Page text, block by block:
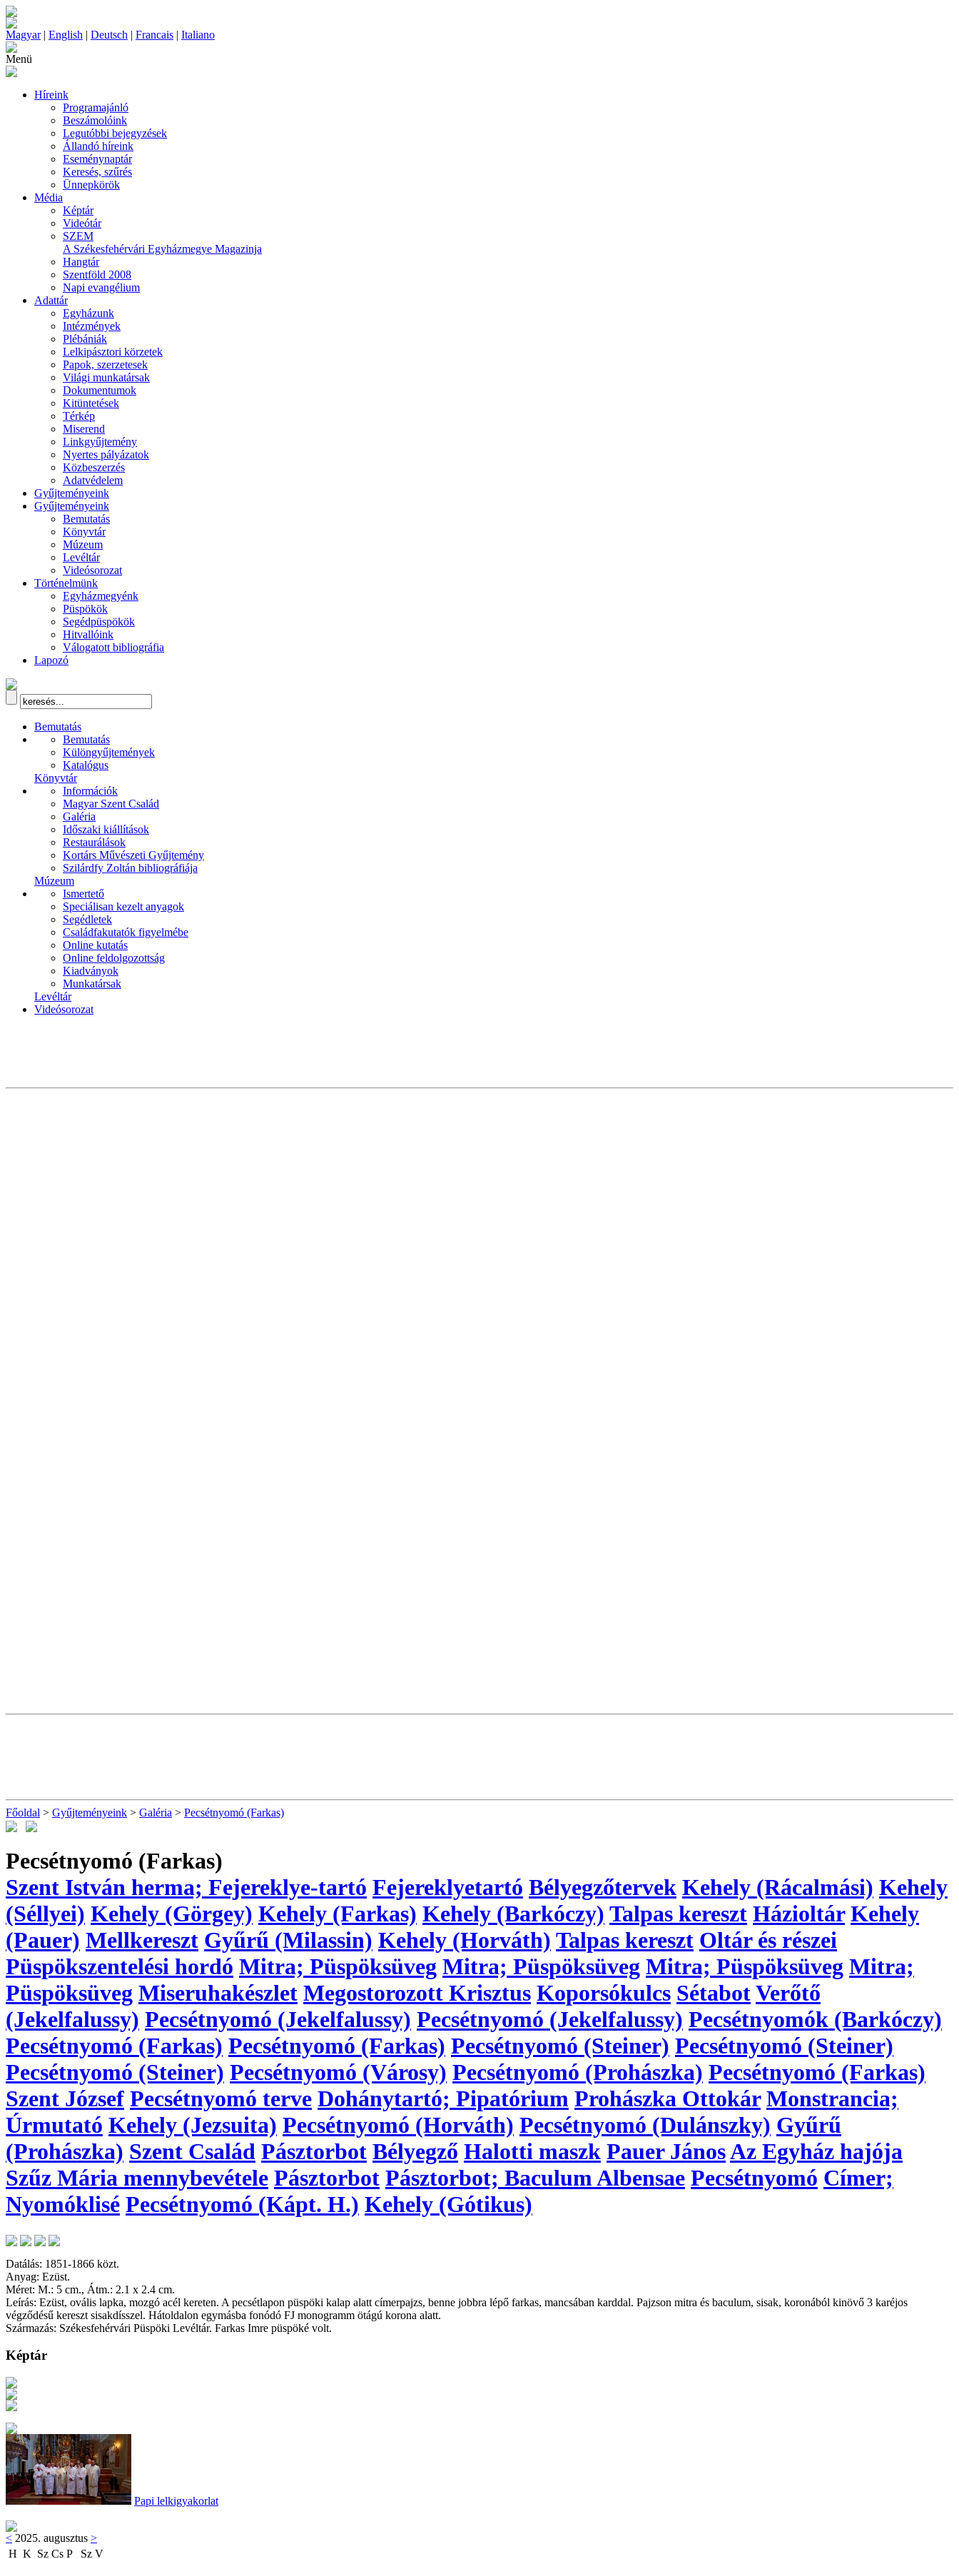
Magyar| English | Deutsch | Francais | Italiano
Menü
Híreink
Programajánló
Beszámolóink
Legutóbbi bejegyzések
Állandó híreink
Eseménynaptár
Keresés, szűrés
Ünnepkörök
Média
Képtár
Videótár
SZEM
A Székesfehérvári Egyházmegye Magazinja
Hangtár
Szentföld 2008
Napi evangélium
Adattár
Egyházunk
Intézmények
Plébániák
Lelkipásztori körzetek
Papok, szerzetesek
Világi munkatársak
Dokumentumok
Kitüntetések
Térkép
Miserend
Linkgyűjtemény
Nyertes pályázatok
Közbeszerzés
Adatvédelem
Gyűjteményeink
Gyűjteményeink
Bemutatás
Könyvtár
Múzeum
Levéltár
Videósorozat
Történelmünk
Egyházmegyénk
Püspökök
Segédpüspökök
Hitvallóink
Válogatott bibliográfia
Lapozó
Bemutatás
Bemutatás
Különgyűjtemények
Katalógus
Könyvtár
Információk
Magyar Szent Család
Galéria
Időszaki kiállítások
Restaurálások
Kortárs Művészeti Gyűjtemény
Szilárdfy Zoltán bibliográfiája
Múzeum
Ismertető
Speciálisan kezelt anyagok
Segédletek
Családfakutatók figyelmébe
Online kutatás
Online feldolgozottság
Kiadványok
Munkatársak
Levéltár
Videósorozat
Főoldal > Gyűjteményeink > Galéria > Pecsétnyomó (Farkas)
Pecsétnyomó (Farkas)
Szent István herma; Fejereklye-tartó Fejereklyetartó Bélyegzőtervek Kehely (Rácalmási) Kehely
(Séllyei) Kehely (Görgey) Kehely (Farkas) Kehely (Barkóczy) Talpas kereszt Házioltár Kehely
(Pauer) Mellkereszt Gyűrű (Milassin) Kehely (Horváth) Talpas kereszt Oltár és részei
Püspökszentelési hordó Mitra; Püspöksüveg Mitra; Püspöksüveg Mitra; Püspöksüveg Mitra;
Püspöksüveg Miseruhakészlet Megostorozott Krisztus Koporsókulcs SétabotVerőtő
(Jekelfalussy) Pecsétnyomó (Jekelfalussy) Pecsétnyomó (Jekelfalussy) Pecsétnyomók (Barkóczy)
Pecsétnyomó (Farkas) Pecsétnyomó (Farkas) Pecsétnyomó (Steiner) Pecsétnyomó (Steiner)
Pecsétnyomó (Steiner) Pecsétnyomó (Városy) Pecsétnyomó (Prohászka) Pecsétnyomó (Farkas)
Szent József Pecsétnyomó terve Dohánytartó; Pipatórium Prohászka Ottokár Monstrancia;
Úrmutató Kehely (Jezsuita) Pecsétnyomó (Horváth) Pecsétnyomó (Dulánszky) Gyűrű
(Prohászka) Szent Család Pásztorbot Bélyegző Halotti maszk Pauer JánosAz Egyház hajója
Szűz Mária mennybevétele Pásztorbot Pásztorbot; Baculum Albensae Pecsétnyomó Címer;
Nyomóklisé Pecsétnyomó (Kápt. H.) Kehely (Gótikus)
Datálás: 1851-1866 közt.
Anyag: Ezüst.
Méret: M.: 5 cm., Átm.: 2.1 x 2.4 cm.
Leírás: Ezüst, ovális lapka, mozgó acél kereten. A pecsétlapon püspöki kalap alatt címerpajzs, benne jobbra lépő farkas, mancsában karddal. Pajzson mitra és baculum, sisak, koronából kinövő 3 karéjos
végződésű kereszt sisakdísszel. Hátoldalon egymásba fonódó FJ monogramm ötágú korona alatt.
Származás: Székesfehérvári Püspöki Levéltár. Farkas Imre püspöké volt.
Képtár
Papi lelkigyakorlat
< 2025. augusztus >
H K Sz Cs P Sz V